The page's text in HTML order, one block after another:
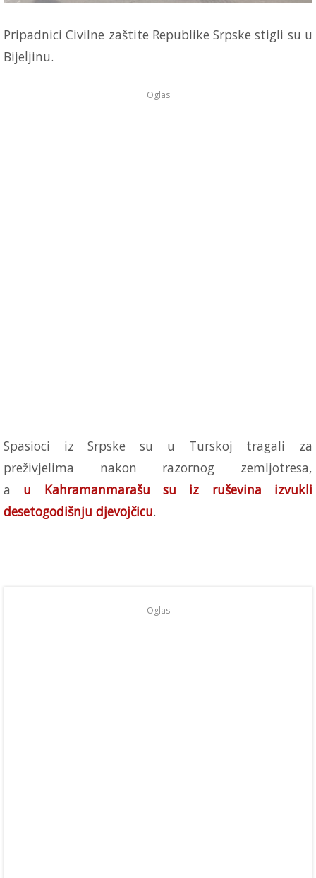
Pripadnici Civilne zaštite Republike Srpske stigli su u
Bijeljinu.
Oglas
Spasioci iz Srpske su u Turskoj tragali za
preživjelima nakon razornog zemljotresa,
a u Kahramanmarašu su iz ruševina izvukli
desetogodišnju djevojčicu.
Oglas